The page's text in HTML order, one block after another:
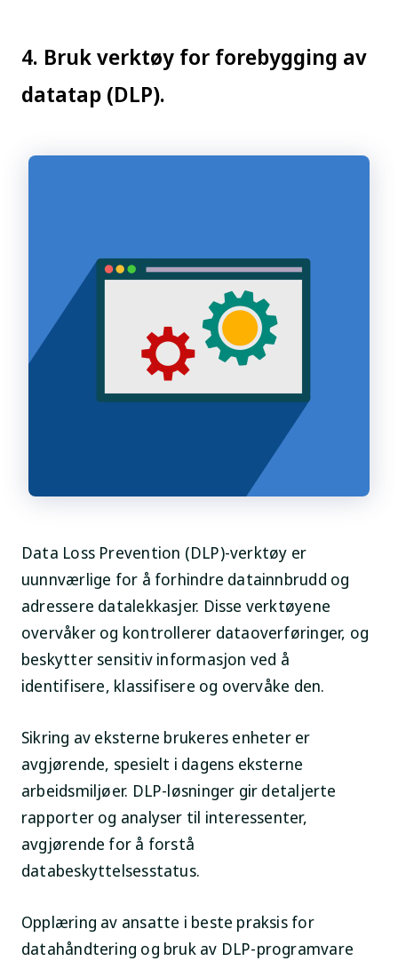
4. Bruk verktøy for forebygging av
datatap (DLP).
Data Loss Prevention (DLP)-verktøy er
uunnværlige for å forhindre datainnbrudd og
adressere datalekkasjer. Disse verktøyene
overvåker og kontrollerer dataoverføringer, og
beskytter sensitiv informasjon ved å
identifisere, klassifisere og overvåke den.
Sikring av eksterne brukeres enheter er
avgjørende, spesielt i dagens eksterne
arbeidsmiljøer. DLP-løsninger gir detaljerte
rapporter og analyser til interessenter,
avgjørende for å forstå
databeskyttelsesstatus.
Opplæring av ansatte i beste praksis for
datahåndtering og bruk av DLP-programvare